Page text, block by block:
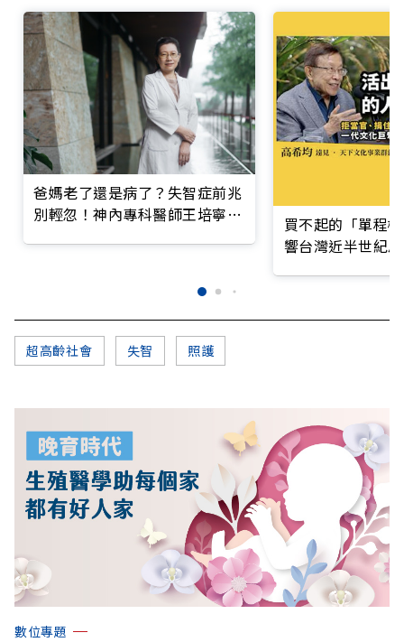
爸媽老了還是病了？失智症前兆
別輕忽！神內專科醫師王培寧呼
買不起的「單程
響台灣近半世紀
超高齡社會 失智 照護
數位專題